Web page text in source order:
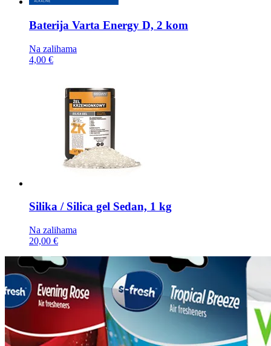
Baterija Varta Energy D, 2 kom
Na zalihama
4,00 €
Silika / Silica gel Sedan, 1 kg
Na zalihama
20,00 €